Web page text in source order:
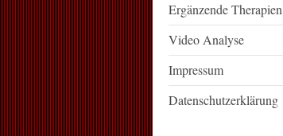
Ergänzende Therapien
Video Analyse
Impressum
Datenschutzerklärung